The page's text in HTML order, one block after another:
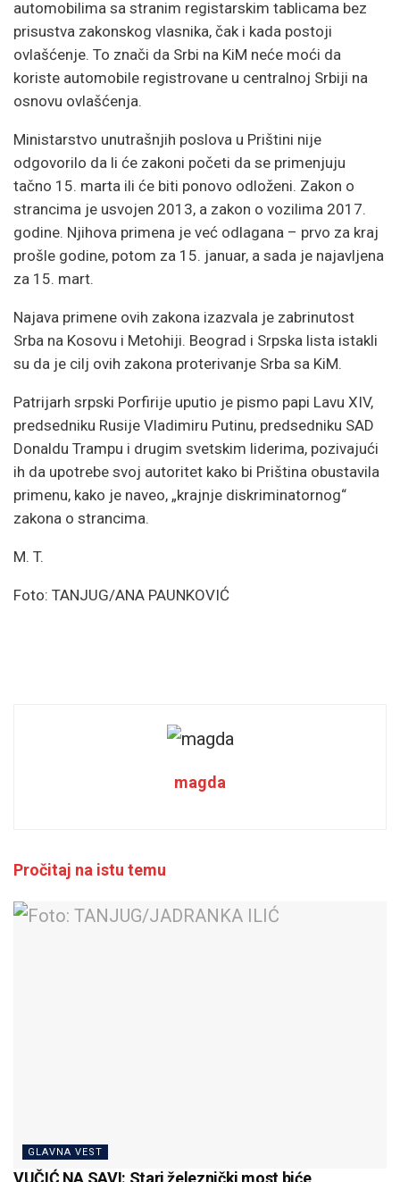
automobilima sa stranim registarskim tablicama bez
prisustva zakonskog vlasnika, čak i kada postoji
ovlašćenje. To znači da Srbi na KiM neće moći da
koriste automobile registrovane u centralnoj Srbiji na
osnovu ovlašćenja.
Ministarstvo unutrašnjih poslova u Prištini nije
odgovorilo da li će zakoni početi da se primenjuju
tačno 15. marta ili će biti ponovo odloženi. Zakon o
strancima je usvojen 2013, a zakon o vozilima 2017.
godine. Njihova primena je već odlagana – prvo za kraj
prošle godine, potom za 15. januar, a sada je najavljena
za 15. mart.
Najava primene ovih zakona izazvala je zabrinutost
Srba na Kosovu i Metohiji. Beograd i Srpska lista istakli
su da je cilj ovih zakona proterivanje Srba sa KiM.
Patrijarh srpski Porfirije uputio je pismo papi Lavu XIV,
predsedniku Rusije Vladimiru Putinu, predsedniku SAD
Donaldu Trampu i drugim svetskim liderima, pozivajući
ih da upotrebe svoj autoritet kako bi Priština obustavila
primenu, kako je naveo, „krajnje diskriminatornog“
zakona o strancima.
M. T.
Foto: TANJUG/ANA PAUNKOVIĆ
magda
Pročitaj na istu temu
GLAVNA VEST
VUČIĆ NA SAVI: Stari železnički most biće